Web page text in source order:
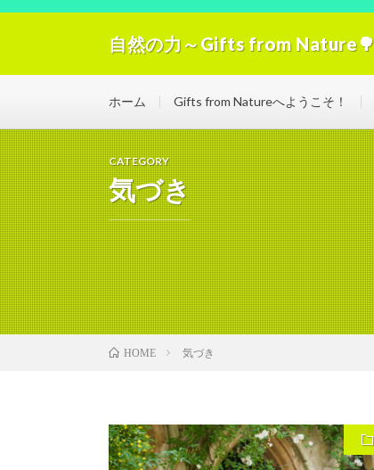
自然の力～Gifts from Nature🌳
ホーム Gifts from Natureへようこそ！
CATEGORY
気づき
HOME 気づき